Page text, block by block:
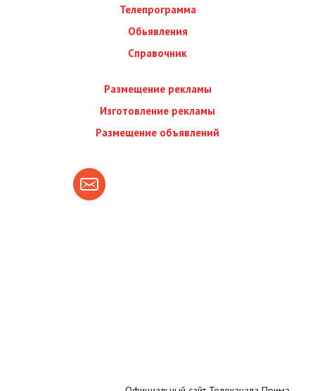
Телепрограмма
Обьявления
Справочник
Размещение рекламы
Изготовление рекламы
Размещение объявлений